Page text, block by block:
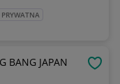
BANG JAPAN